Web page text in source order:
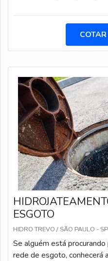
ESGOTO
HIDRO TREVO / SÃO PAULO - SP
Se alguém está
rede de esgoto, conhecerá